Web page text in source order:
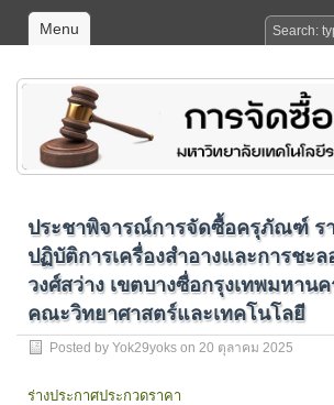
Menu
ประชาพิจารณ์การจัดซื้อครุภัณฑ์ ร
ปฏิบัติการเครื่องสำอางและการชะ
วงศ์สว่าง เขตบางซื่อกรุงเทพมหาน
คณะวิทยาศาสตร์และเทคโนโลยี
Posted by Yok29yoks on 20 ตุลาคม 2025
ร่างประกาศประกวดราคา